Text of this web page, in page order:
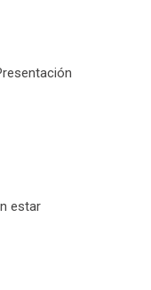
estar